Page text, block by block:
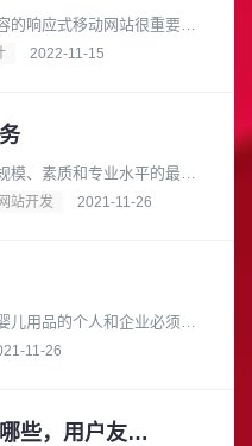
的响应式移动网站很重要？
术应运而生，尤其是移动技
2022-11-15
模、素质和专业水平的最重
专业的网站建设公司才合
网站开发 2021-11-26
儿用品的个人和企业必须拥
趋势，是发布图片、报价和
11-26
响应式网站设计的优势有哪些，用户友好度什么样？